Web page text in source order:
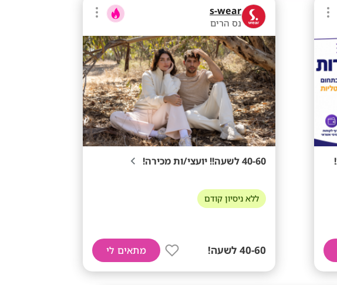
s-wear
נס הרים
40-60 לשעה!! יועצי/ות מכירה!
ללא ניסיון קודם
40-60 לשעה! מתאים לי